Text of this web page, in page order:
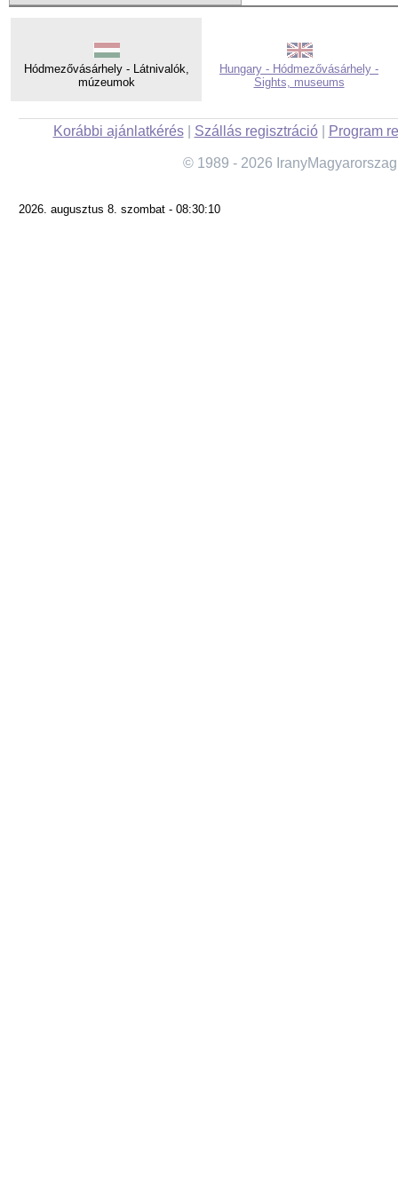
Hódmezővásárhely - Látnivalók,
múzeumok
Hungary - Hódmezővásárhely -
Sights, museums
Korábbi ajánlatkérés| Szállás regisztráció| Program
© 1989 - 2026
2026. augusztus 8. szombat - 08:30:10